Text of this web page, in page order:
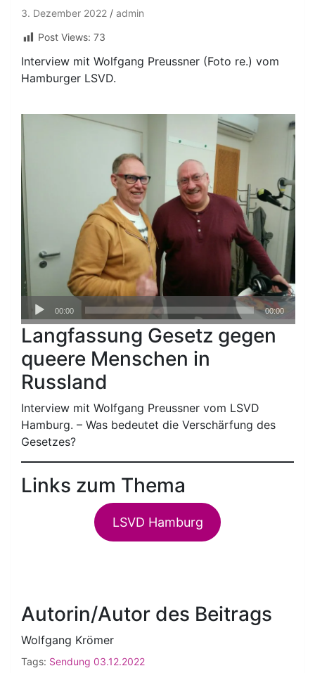
3. Dezember 2022
admin
Post Views: 73
Interview mit Wolfgang Preussner (Foto re.) vom
Hamburger LSVD.
Audio-
Player
00:00 00:00
Langfassung Gesetz gegen
queere Menschen in
Russland
Interview mit Wolfgang Preussner vom LSVD
Hamburg. – Was bedeutet die Verschärfung des
Gesetzes?
Links zum Thema
LSVD Hamburg
Autorin/Autor des Beitrags
Wolfgang Krömer
Tags: Sendung 03.12.2022